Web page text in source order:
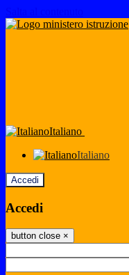
Italiano
Italiano
Accedi
Accedi
button close ×